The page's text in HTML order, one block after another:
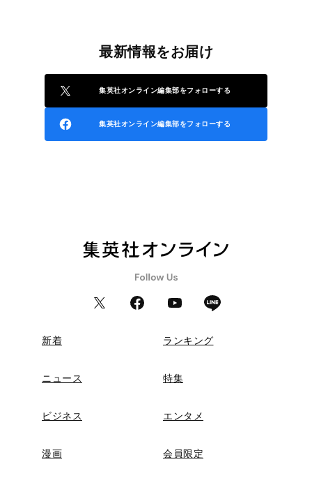
最新情報をお届け
集英社オンライン編集部をフォローする
集英社オンライン編集部をフォローする
新着 ランキング
ニュース 特集
ビジネス エンタメ
漫画 会員限定